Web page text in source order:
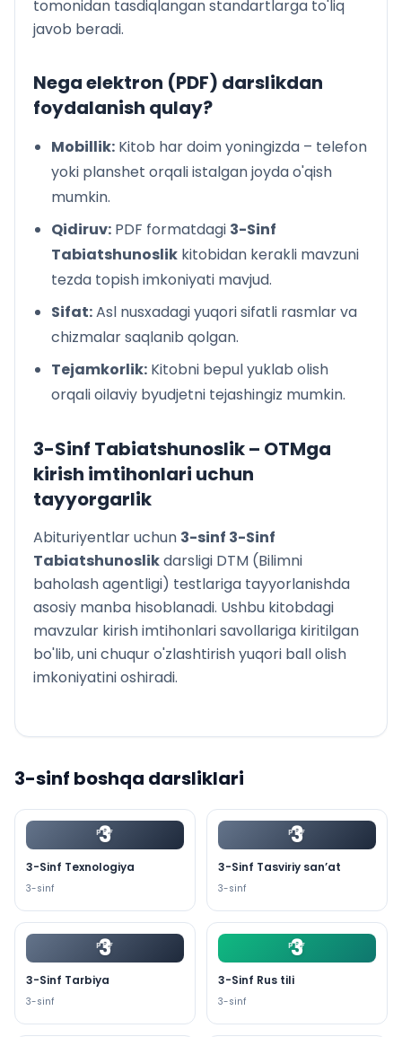
tomonidan tasdiqlangan standartlarga to'liq
javob beradi.
Nega elektron (PDF) darslikdan
foydalanish qulay?
Mobillik: Kitob har doim yoningizda – telefon
yoki planshet orqali istalgan joyda o'qish
mumkin.
Qidiruv: PDF formatdagi 3-Sinf
Tabiatshunoslik kitobidan kerakli mavzuni
tezda topish imkoniyati mavjud.
Sifat:Asl nusxadagi yuqori sifatli rasmlar va
chizmalar saqlanib qolgan.
Tejamkorlik: Kitobni bepul yuklab olish
orqali oilaviy byudjetni tejashingiz mumkin.
3-Sinf Tabiatshunoslik– OTMga
kirish imtihonlari uchun
tayyorgarlik
Abituriyentlar uchun 3-sinf 3-Sinf
Tabiatshunoslikdarsligi DTM (Bilimni
baholash agentligi) testlariga tayyorlanishda
asosiy manba hisoblanadi. Ushbu kitobdagi
mavzular kirish imtihonlari savollariga kiritilgan
bo'lib, uni chuqur o'zlashtirish yuqori ball olish
imkoniyatini oshiradi.
3-sinf boshqa darsliklari
3
PDF
3-Sinf Texnologiya
3-sinf
3
PDF
3-Sinf Tasviriy san’at
3-sinf
3
PDF
3-Sinf Tarbiya
3-sinf
3
PDF
3-Sinf Rus tili
3-sinf